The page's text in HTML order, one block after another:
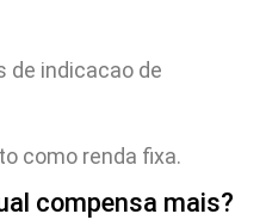
de indicacao de
como renda fixa.
compensa mais?